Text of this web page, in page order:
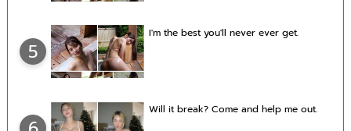
5
I'm the best you'll never ever get.
Will it break? Come and help me out.